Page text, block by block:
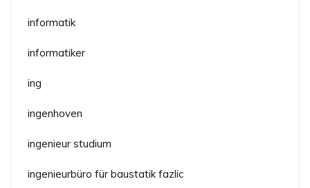
informatik
informatiker
ing
ingenhoven
ingenieur studium
ingenieurbüro für baustatik fazlic